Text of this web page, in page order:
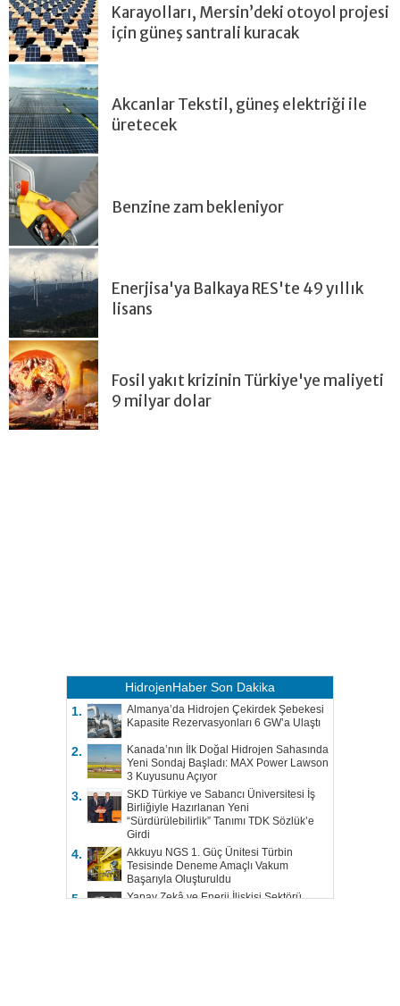
Karayolları, Mersin’deki otoyol projesi
için güneş santrali kuracak
Akcanlar Tekstil, güneş elektriği ile
üretecek
Benzine zam bekleniyor
Enerjisa'ya Balkaya RES'te 49 yıllık
lisans
Fosil yakıt krizinin Türkiye'ye maliyeti
9 milyar dolar
HidrojenHaber Son Dakika
1.
Almanya’da Hidrojen Çekirdek Şebekesi
Kapasite Rezervasyonları 6 GW’a Ulaştı
2.
Kanada’nın İlk Doğal Hidrojen Sahasında
Yeni Sondaj Başladı: MAX Power Lawson
3 Kuyusunu Açıyor
3.
SKD Türkiye ve Sabancı Üniversitesi İş
Birliğiyle Hazırlanan Yeni
“Sürdürülebilirlik” Tanımı TDK Sözlük’e
Girdi
4.
Akkuyu NGS 1. Güç Ünitesi Türbin
Tesisinde Deneme Amaçlı Vakum
Başarıyla Oluşturuldu
5.
Yapay Zekâ ve Enerji İlişkisi Sektörü